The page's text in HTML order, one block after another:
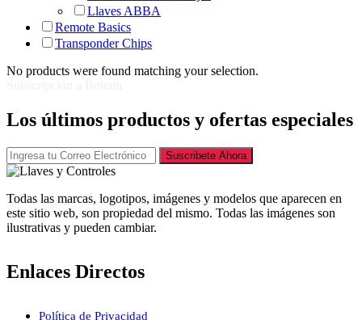
Llaves ABBA
Remote Basics
Transponder Chips
No products were found matching your selection.
Los últimos productos y ofertas especiales
Suscribete Ahora
Todas las marcas, logotipos, imágenes y modelos que aparecen en
este sitio web, son propiedad del mismo. Todas las imágenes son
ilustrativas y pueden cambiar.
Enlaces Directos
Política de Privacidad